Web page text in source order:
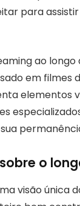
para
ao longo
em filmes
elementos
o
visão única